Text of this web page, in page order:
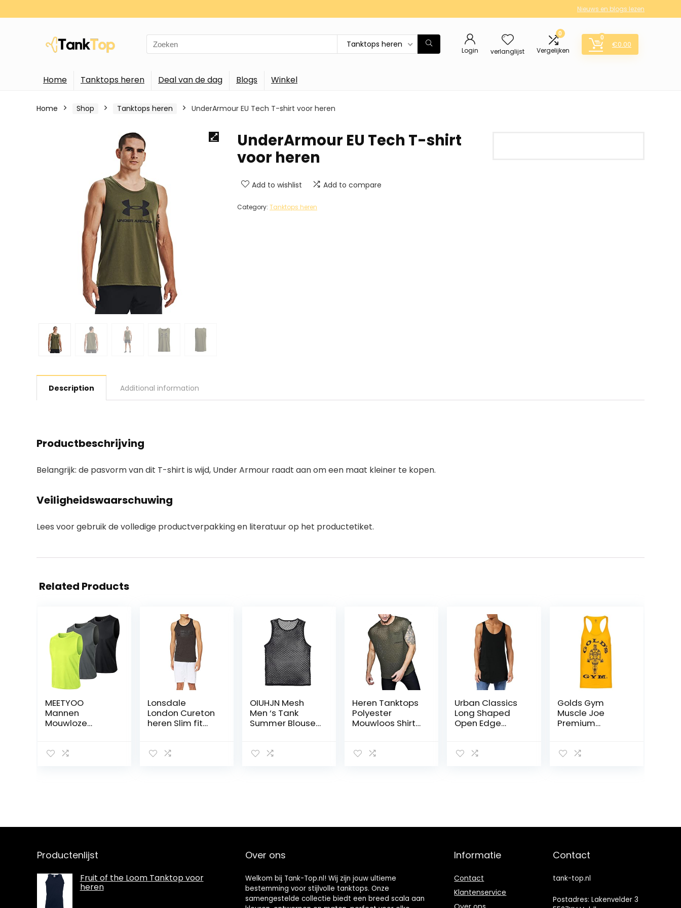
Nieuws en blogs lezen
Search
for:
Tanktops heren
Login verlanglijst
0
Vergelijken
0
€0.00
Home Tanktops heren Deal van de dag Blogs Winkel
Home Shop Tanktops heren UnderArmour EU Tech T-shirt voor heren
UnderArmour EU Tech T-shirt
voor heren
Add to wishlist Add to compare
Category: Tanktops heren
Description Additional information
Productbeschrijving
Belangrijk: de pasvorm van dit T-shirt is wijd, Under Armour raadt aan om een maat kleiner te kopen.
Veiligheidswaarschuwing
Lees voor gebruik de volledige productverpakking en literatuur op het productetiket.
Related Products
MEETYOO
Mannen
Mouwloze
Vest Top Voor
Lonsdale
London Cureton
heren Slim fit
OIUHJN Mesh
Men ‘s Tank
Summer Blouse
Casual Top
Heren Tanktops
Polyester
Mouwloos Shirt
Urban Classics
Long Shaped
Open Edge
Tank Top
Golds Gym
Muscle Joe
Premium
Productenlijst
Fruit of the Loom Tanktop voor
heren
Over ons
Welkom bij Tank-Top.nl! Wij zijn jouw ultieme
bestemming voor stijlvolle tanktops. Onze
samengestelde collectie biedt een breed scala aan
Informatie
Contact
Klantenservice
Contact
tank-top.nl
Postadres: Lakenvelder 3